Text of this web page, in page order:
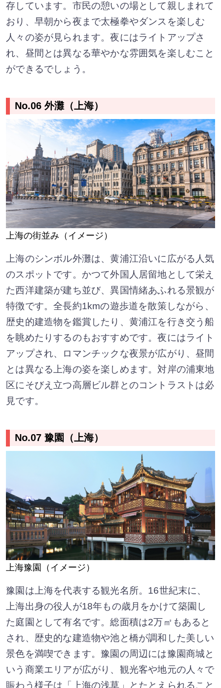
存しています。市民の憩いの場として親しまれて
おり、早朝から夜まで太極拳やダンスを楽しむ
人々の姿が見られます。夜にはライトアップさ
れ、昼間とは異なる華やかな雰囲気を楽しむこと
ができるでしょう。
No.06 外灘（上海）
上海の街並み（イメージ）
上海のシンボル外灘は、黄浦江沿いに広がる人気
のスポットです。かつて外国人居留地として栄え
た西洋建築が建ち並び、異国情緒あふれる景観が
特徴です。全長約1kmの遊歩道を散策しながら、
歴史的建造物を鑑賞したり、黄浦江を行き交う船
を眺めたりするのもおすすめです。夜にはライト
アップされ、ロマンチックな夜景が広がり、昼間
とは異なる上海の姿を楽しめます。対岸の浦東地
区にそびえ立つ高層ビル群とのコントラストは必
見です。
No.07 豫園（上海）
上海豫園（イメージ）
豫園は上海を代表する観光名所。16世紀末に、
上海出身の役人が18年もの歳月をかけて築園し
た庭園として有名です。総面積は2万㎡もあると
され、歴史的な建造物や池と橋が調和した美しい
景色を満喫できます。豫園の周辺には豫園商城と
いう商業エリアが広がり、観光客や地元の人々で
賑わう様子は「上海の浅草」とたとえられること